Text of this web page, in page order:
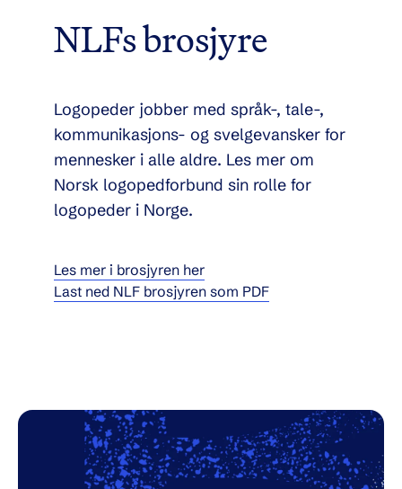
NLFs brosjyre
Logopeder jobber med språk-, tale-,
kommunikasjons- og svelgevansker for
mennesker i alle aldre. Les mer om
Norsk logopedforbund sin rolle for
logopeder i Norge.
Les mer i brosjyren her
Last ned NLF brosjyren som PDF